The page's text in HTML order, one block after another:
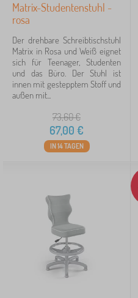
Matrix-Studentenstuhl -
rosa
Der drehbare Schreibtischstuhl
Matrix in Rosa und Weiß eignet
sich für Teenager, Studenten
und das Büro. Der Stuhl ist
innen mit gestepptem Stoff und
außen mit...
73,60€
67,00 €
IN 14 TAGEN